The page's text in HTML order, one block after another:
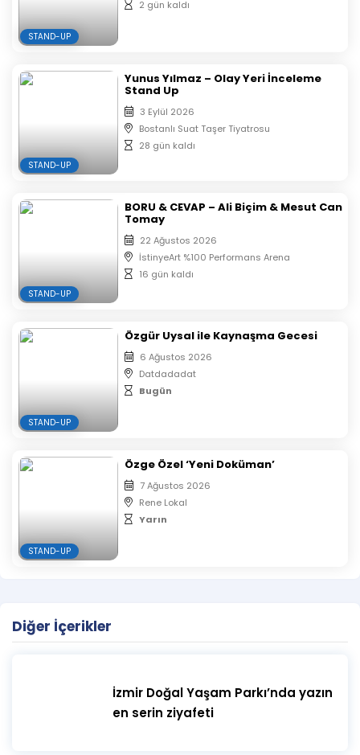
Aynı isim ve mail ile alınan biletlerin koltuk
numaraları yan yana verilmektedir.
STAND-UP
2 gün kaldı
STAND-UP
Yunus Yılmaz – Olay Yeri İnceleme
Stand Up
3 Eylül 2026
Bostanlı Suat Taşer Tiyatrosu
28 gün kaldı
STAND-UP
BORU & CEVAP – Ali Biçim & Mesut Can
Tomay
22 Ağustos 2026
İstinyeArt %100 Performans Arena
16 gün kaldı
STAND-UP
Özgür Uysal ile Kaynaşma Gecesi
6 Ağustos 2026
Datdadadat
Bugün
STAND-UP
Özge Özel ‘Yeni Doküman’
7 Ağustos 2026
Rene Lokal
Yarın
Diğer İçerikler
İzmir Doğal Yaşam Parkı’nda yazın
en serin ziyafeti